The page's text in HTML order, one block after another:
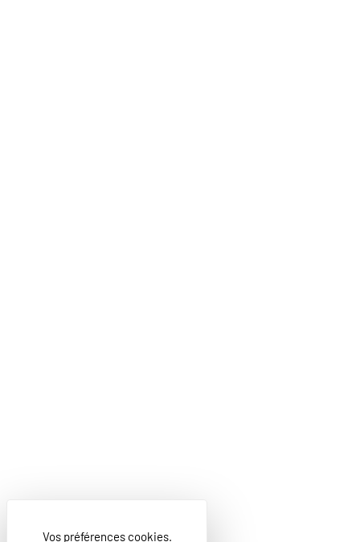
Vos préférences cookies.